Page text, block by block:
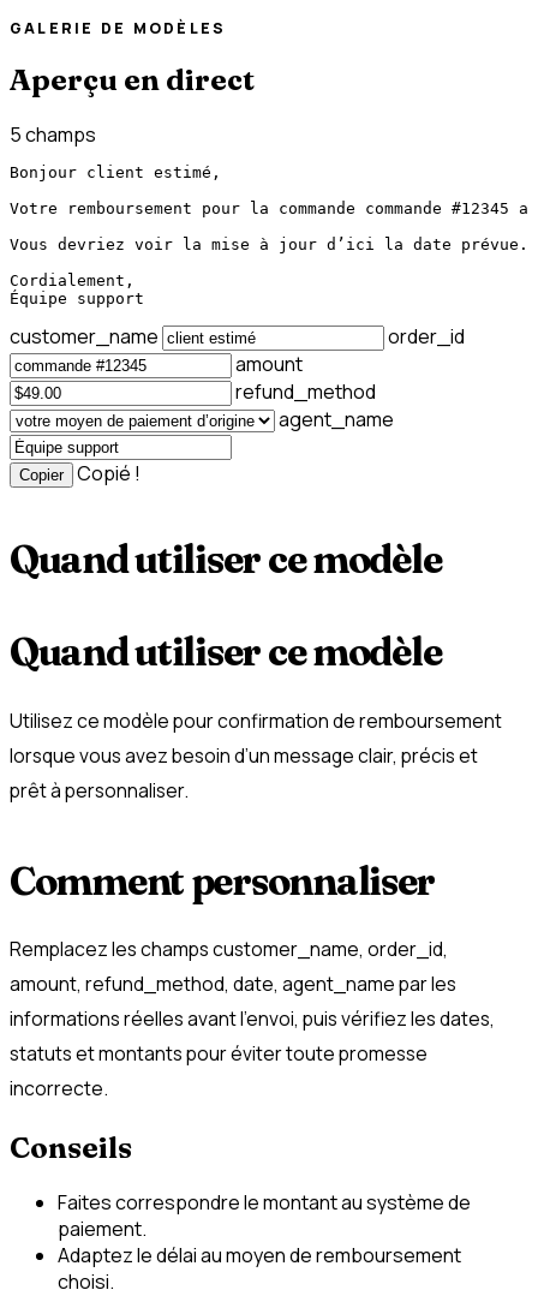
GALERIE DE MODÈLES
Aperçu en direct
5 champs
Bonjour client estimé,
Votre remboursement pour la commande commande
Vous devriez voir la mise à jour d’ici la date
Cordialement,
Équipe support
customer_name
order_id
amount
refund_method
agent_name
Copier Copié !
Quand utiliser ce modèle
Quand utiliser ce modèle
Utilisez ce modèle pour confirmation de remboursement
lorsque vous avez besoin d’un message clair, précis et
prêt à personnaliser.
Comment personnaliser
Remplacez les champs customer_name, order_id,
amount, refund_method, date, agent_name par les
informations réelles avant l’envoi, puis vérifiez les dates,
statuts et montants pour éviter toute promesse
incorrecte.
Conseils
Faites correspondre le montant au système de
paiement.
Adaptez le délai au moyen de remboursement
choisi.